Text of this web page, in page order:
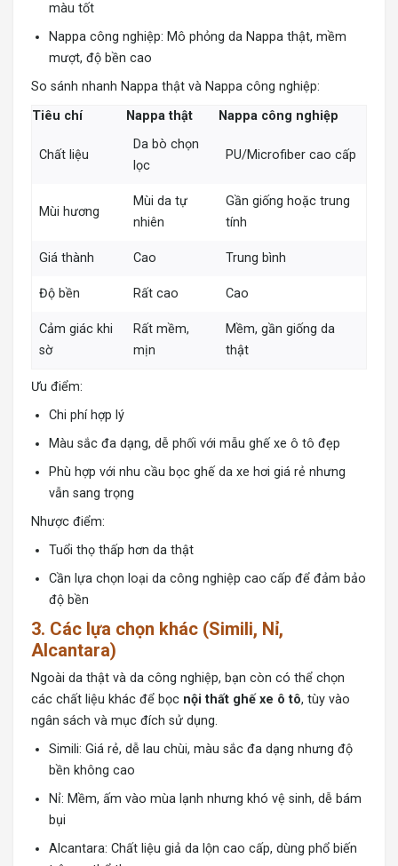
màu tốt
Nappa công nghiệp: Mô phỏng da Nappa thật, mềm
mượt, độ bền cao
So sánh nhanh Nappa thật và Nappa công nghiệp:
Tiêu chí
Nappa thật Nappa công nghiệp
Chất liệu
Da bò chọn
lọc
PU/Microfiber cao cấp
Mùi hương
Mùi da tự
nhiên
Gần giống hoặc trung
tính
Giá thành Cao Trung bình
Độ bền Rất cao Cao
Cảm giác khi
sờ
Rất mềm,
mịn
Mềm, gần giống da
thật
Ưu điểm:
Chi phí hợp lý
Màu sắc đa dạng, dễ phối với mẫu ghế xe ô tô đẹp
Phù hợp với nhu cầu bọc ghế da xe hơi giá rẻ nhưng
vẫn sang trọng
Nhược điểm:
Tuổi thọ thấp hơn da thật
Cần lựa chọn loại da công nghiệp cao cấp để đảm bảo
độ bền
3. Các lựa chọn khác (Simili, Nỉ,
Alcantara)
Ngoài da thật và da công nghiệp, bạn còn có thể chọn
các chất liệu khác để bọc nội thất ghế xe ô tô, tùy vào
ngân sách và mục đích sử dụng.
Simili: Giá rẻ, dễ lau chùi, màu sắc đa dạng nhưng độ
bền không cao
Nỉ: Mềm, ấm vào mùa lạnh nhưng khó vệ sinh, dễ bám
bụi
Alcantara: Chất liệu giả da lộn cao cấp, dùng phổ biến